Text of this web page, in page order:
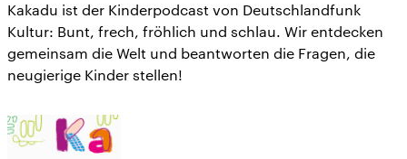
Kakadu ist der Kinderpodcast von Deutschlandfunk
Kultur: Bunt, frech, fröhlich und schlau. Wir entdecken
gemeinsam die Welt und beantworten die Fragen, die
neugierige Kinder stellen!